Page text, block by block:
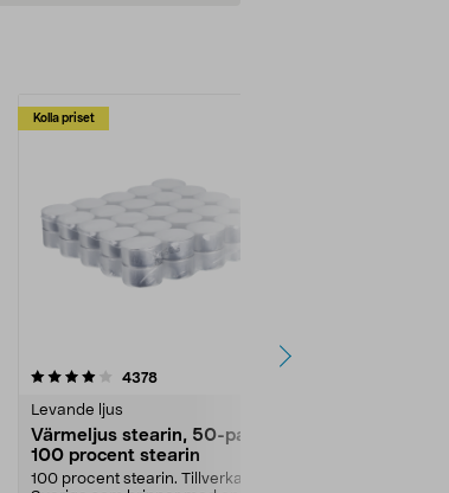
Kolla priset
4378recensioner
Levande ljus
Värmeljus stearin, 50-pack,
100 procent stearin
100 procent stearin. Tillverkade i
4.5av 5 stjärnor